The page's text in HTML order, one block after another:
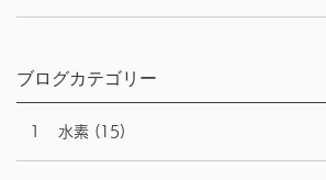
ブログカテゴリー
１ 水素 (15)